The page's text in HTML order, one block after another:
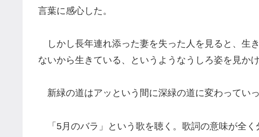
言葉に感心した。
しかし長年連れ添った妻を失った人を見ると、生
ないから生きている、というようなうしろ姿を見かけ
新緑の道はアッという間に深緑の道に変わっていっ
「5月のバラ」という歌を聴く。歌詞の意味が全く